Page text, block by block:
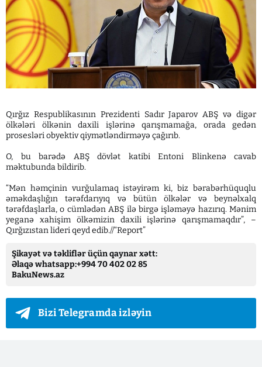
Qırğız Respublikasının Prezidenti Sadır Japarov ABŞ və digər
ölkələri ölkənin daxili işlərinə qarışmamağa, orada gedən
prosesləri obyektiv qiymətləndirməyə çağırıb.
O, bu barədə ABŞ dövlət katibi Entoni Blinkenə cavab
məktubunda bildirib.
“Mən həmçinin vurğulamaq istəyirəm ki, biz bərabərhüquqlu
əməkdaşlığın tərəfdarıyıq və bütün ölkələr və beynəlxalq
tərəfdaşlarla, o cümlədən ABŞ ilə birgə işləməyə hazırıq. Mənim
yeganə xahişim ölkəmizin daxili işlərinə qarışmamaqdır”, –
Qırğızıstan lideri qeyd edib.//“Report”
Şikayət və təkliflər üçün qaynar xətt:
Əlaqə whatsapp:+994 70 402 02 85
BakuNews.az
Bizi Telegramda izləyin